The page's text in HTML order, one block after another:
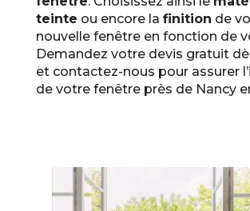
teinte ou encore la finition de
nouvelle fenêtre en fonction de
Demandez votre devis gratuit
et contactez-nous pour assurer
de votre fenêtre près de Nancy